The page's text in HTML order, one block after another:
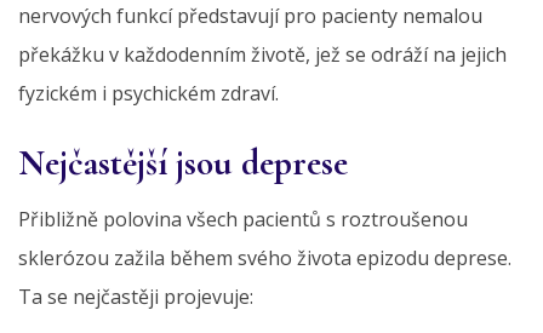
nervových funkcí představují pro pacienty nemalou
překážku v každodenním životě, jež se odráží na jejich
fyzickém i psychickém zdraví.
Nejčastější jsou deprese
Přibližně polovina všech pacientů s roztroušenou
sklerózou zažila během svého života epizodu deprese.
Ta se nejčastěji projevuje: